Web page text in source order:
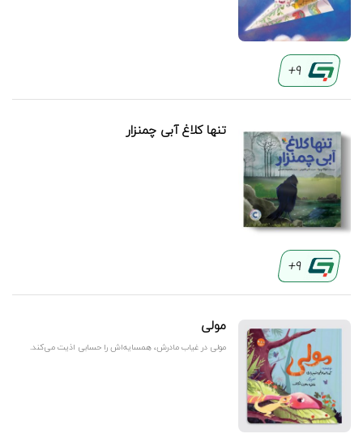
9+
تنها کلاغ آبی چمنزار
9+
مولی
مولی در غیاب مادرش، همسایه‌اش را حسابی اذیت می‌کند.